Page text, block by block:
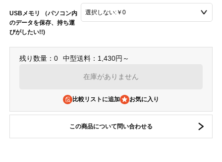
USBメモリ （パソコン内
のデータを保存、持ち運
びがしたい!!)
残り数量：0 中型送料：1,430円～
在庫がありません
比較リストに追加
この商品について問い合わせる